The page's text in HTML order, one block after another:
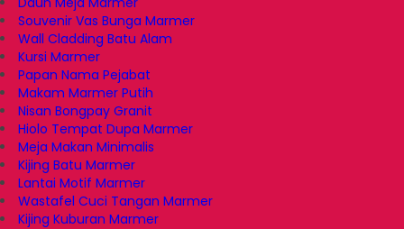
Souvenir Vas Bunga Marmer
Wall Cladding Batu Alam
Kursi Marmer
Papan Nama Pejabat
Makam Marmer Putih
Nisan Bongpay Granit
Hiolo Tempat Dupa Marmer
Meja Makan Minimalis
Kijing Batu Marmer
Lantai Motif Marmer
Wastafel Cuci Tangan Marmer
Kijing Kuburan Marmer